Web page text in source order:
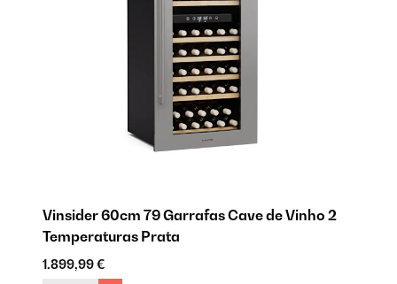
Vinsider 60cm 79 Garrafas Cave de Vinho 2
Temperaturas Prata
1.899,99 €